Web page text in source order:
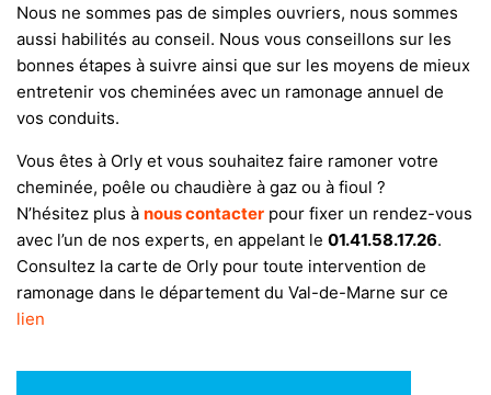
Nous ne sommes pas de simples ouvriers, nous sommes
aussi habilités au conseil. Nous vous conseillons sur les
bonnes étapes à suivre ainsi que sur les moyens de mieux
entretenir vos cheminées avec un ramonage annuel de
vos conduits.
Vous êtes à Orly et vous souhaitez faire ramoner votre
cheminée, poêle ou chaudière à gaz ou à fioul ?
N’hésitez plus à nous contacter pour fixer un rendez-vous
avec l’un de nos experts, en appelant le 01.41.58.17.26.
Consultez la carte de Orly pour toute intervention de
ramonage dans le département du Val-de-Marne sur ce
lien